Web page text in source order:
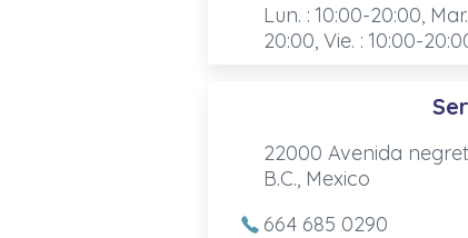
Lun. : 10:00-20:00,
20:00, Vie. : 10:00-
22000 Avenida
B.C., Mexico
664 685 0290